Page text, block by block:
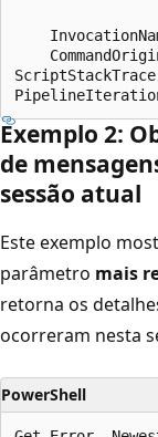
Exemplo 2:
de
sessão atual
Este exemplo
parâmetro mais
retorna os
ocorreram nesta
PowerShell